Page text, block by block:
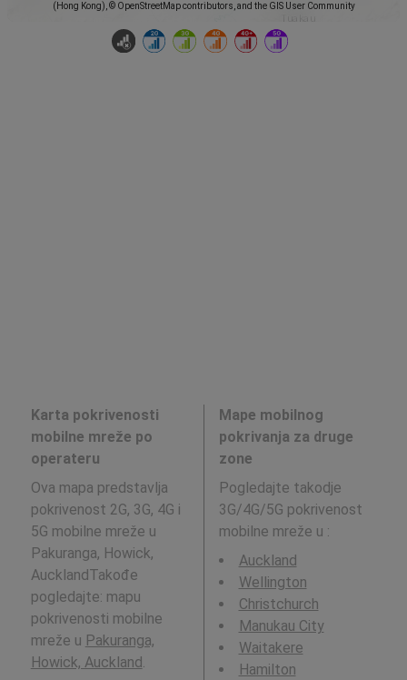
(Hong Kong), © OpenStreetMap contributors, and the GIS User Community
Karta pokrivenosti
mobilne mreže po
operateru
Ova mapa predstavlja
pokrivenost 2G, 3G, 4G i
5G mobilne mreže u
Pakuranga, Howick,
AucklandTakođe
pogledajte: mapu
pokrivenosti mobilne
mreže u Pakuranga,
Howick, Auckland.
Mape mobilnog
pokrivanja za druge
zone
Pogledajte takodje
3G/4G/5G pokrivenost
mobilne mreže u :
Auckland
Wellington
Christchurch
Manukau City
Waitakere
Hamilton